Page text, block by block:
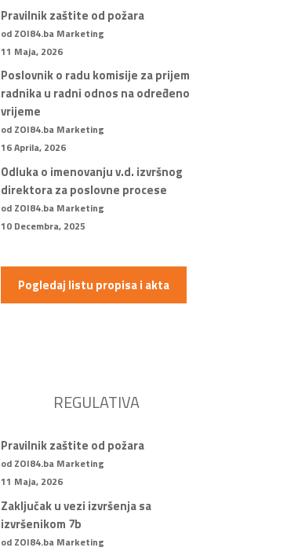
Pravilnik zaštite od požara
od ZOI84.ba Marketing
11 Maja, 2026
Poslovnik o radu komisije za prijem
radnika u radni odnos na određeno
vrijeme
od ZOI84.ba Marketing
16 Aprila, 2026
Odluka o imenovanju v.d. izvršnog
direktora za poslovne procese
od ZOI84.ba Marketing
10 Decembra, 2025
Pogledaj listu propisa i akta
REGULATIVA
Pravilnik zaštite od požara
od ZOI84.ba Marketing
11 Maja, 2026
Zaključak u vezi izvršenja sa
izvršenikom 7b
od ZOI84.ba Marketing